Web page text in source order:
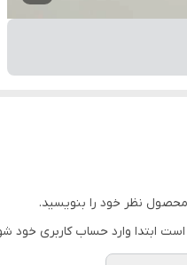
محصول نظر خود را بنویسید.
است ابتدا وارد حساب کاربری خود